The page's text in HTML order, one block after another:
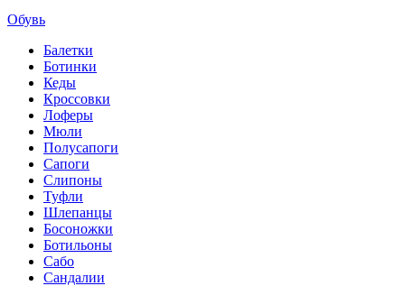
Обувь
Балетки
Ботинки
Кеды
Кроссовки
Лоферы
Мюли
Полусапоги
Сапоги
Слипоны
Туфли
Шлепанцы
Босоножки
Ботильоны
Сабо
Сандалии